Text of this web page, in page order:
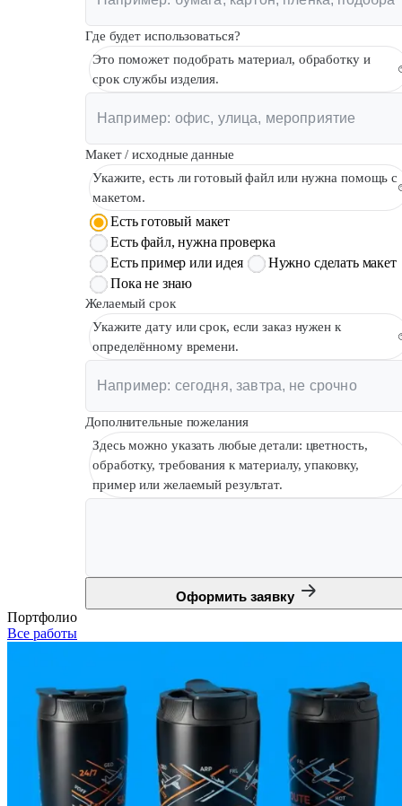
Где будет использоваться?
Это поможет подобрать материал, обработку и
срок службы изделия.
Макет / исходные данные
Укажите, есть ли готовый файл или нужна помощь с
макетом.
Есть готовый макет
Есть файл, нужна проверка
Есть пример или идея
Нужно сделать макет
Пока не знаю
Желаемый срок
Укажите дату или срок, если заказ нужен к
определённому времени.
Дополнительные пожелания
Здесь можно указать любые детали: цветность,
обработку, требования к материалу, упаковку,
пример или желаемый результат.
Оформить заявку
Портфолио
Все работы